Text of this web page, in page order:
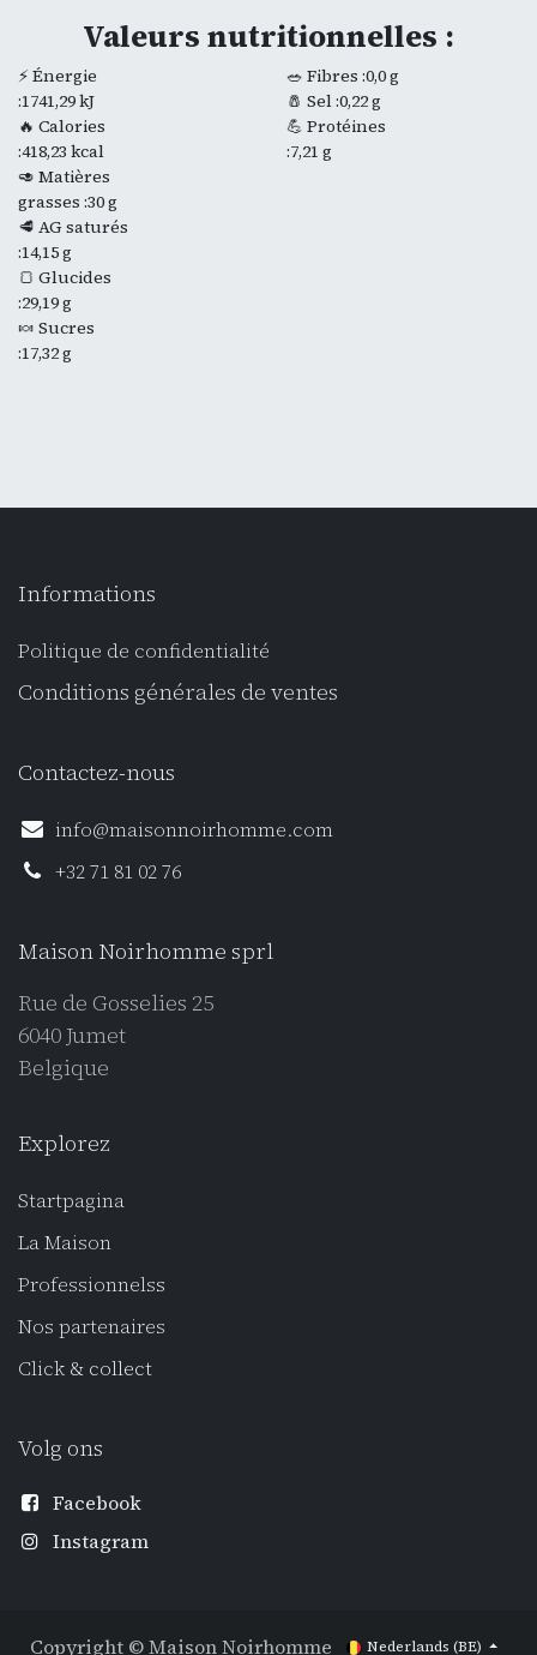
Valeurs nutritionnelles :
⚡ Énergie
:1741,29 kJ
🔥 Calories
:418,23 kcal
🥑 Matières
grasses :30 g
🥩 AG saturés
:14,15 g
🍞 Glucides
:29,19 g
🍬 Sucres
:17,32 g
🥗 Fibres :0,0 g
🧂 Sel :0,22 g
💪 Protéines
:7,21 g
Informations
Politique de confidentialité
Conditions générales de ventes
Contactez-nous
info@maisonnoirhomme.com
+32 71 81 02 76
Maison Noirhomme sprl
Rue de Gosselies 25
6040 Jumet
Belgique
Explorez
Startpagina
La Maison
Professionnelss
Nos partenaires
Click & collect
Volg ons
Facebook
Instagram
Copyright © Maison Noirhomme Nederlands (BE)